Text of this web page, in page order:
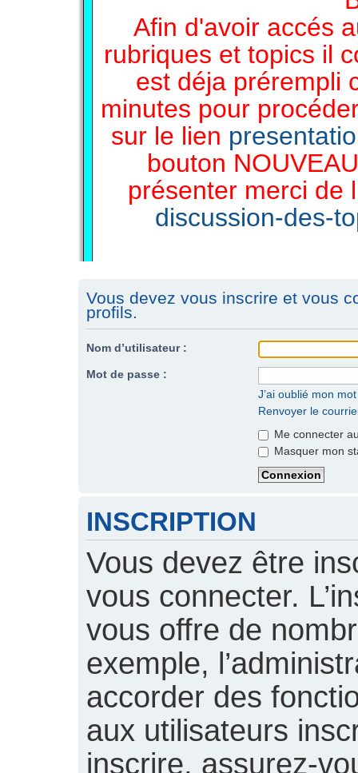
Afin d'avoir accés
rubriques et topics il
est déja prérempli
minutes pour
sur le lien
bouton
présenter merci de
discussion-des-
Vous devez vous inscrire et vous
profils.
Nom d’utilisateur :
Mot de passe :
J’ai oublié mon
Renvoyer le
Me connecter
Masquer mon
INSCRIPTION
Vous devez être
vous connecter.
vous offre de
exemple,
accorder des
aux utilisateurs
inscrire, assurez-